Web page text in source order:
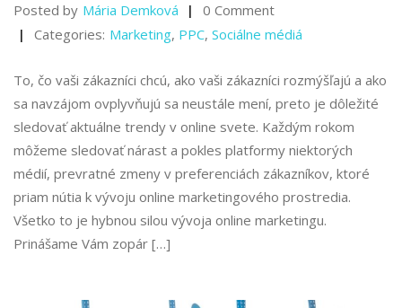
Posted by Mária Demková
0 Comment
Categories: Marketing, PPC, Sociálne médiá
To, čo vaši zákazníci chcú, ako vaši zákazníci rozmýšľajú a ako
sa navzájom ovplyvňujú sa neustále mení, preto je dôležité
sledovať aktuálne trendy v online svete. Každým rokom
môžeme sledovať nárast a pokles platformy niektorých
médií, prevratné zmeny v preferenciách zákazníkov, ktoré
priam nútia k vývoju online marketingového prostredia.
Všetko to je hybnou silou vývoja online marketingu.
Prinášame Vám zopár […]